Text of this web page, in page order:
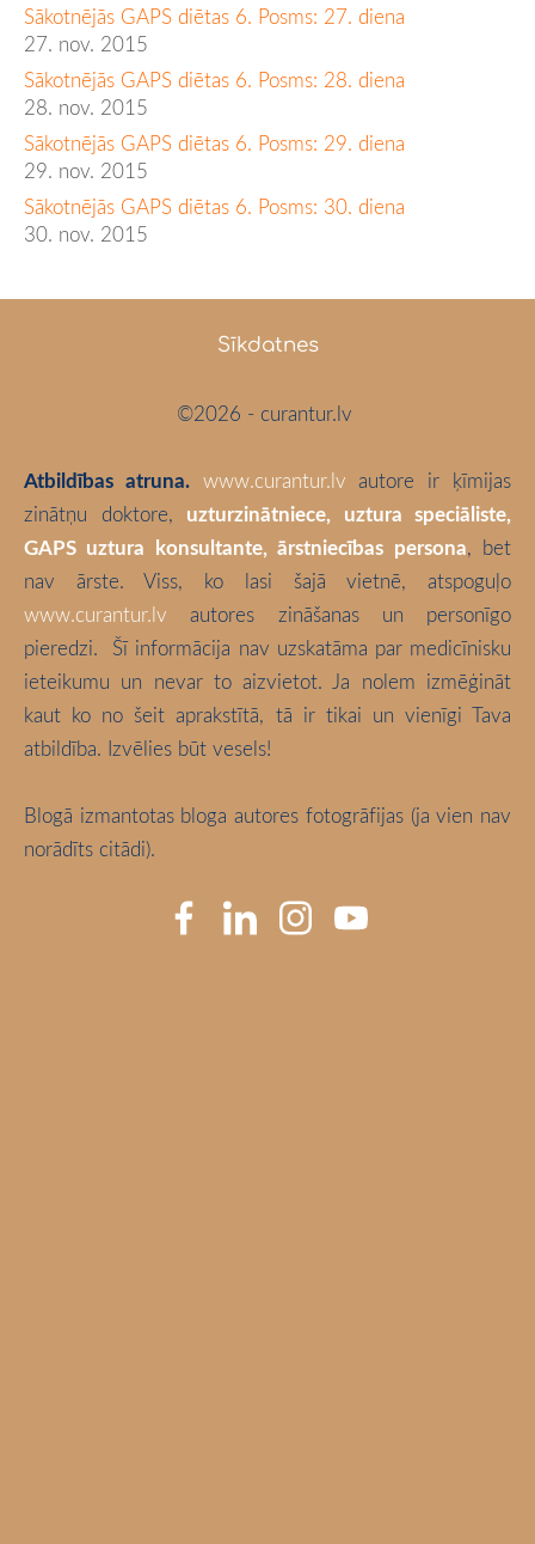
Sākotnējās GAPS diētas 6. Posms: 27. diena
27. nov. 2015
Sākotnējās GAPS diētas 6. Posms: 28. diena
28. nov. 2015
Sākotnējās GAPS diētas 6. Posms: 29. diena
29. nov. 2015
Sākotnējās GAPS diētas 6. Posms: 30. diena
30. nov. 2015
Sīkdatnes
©2026 - curantur.lv
Atbildības atruna. www.curantur.lv autore ir ķīmijas
zinātņu doktore, uzturzinātniece, uztura speciāliste,
GAPS uztura konsultante, ārstniecības persona, bet
nav ārste. Viss, ko lasi šajā vietnē, atspoguļo
www.curantur.lv autores zināšanas un personīgo
pieredzi. Šī informācija nav uzskatāma par medicīnisku
ieteikumu un nevar to aizvietot. Ja nolem izmēģināt
kaut ko no šeit aprakstītā, tā ir tikai un vienīgi Tava
atbildība. Izvēlies būt vesels!
Blogā izmantotas bloga autores fotogrāfijas (ja vien nav
norādīts citādi).